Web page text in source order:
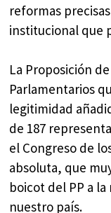
reformas
institucional que
La Proposición
Parlamentarios
legitimidad
de 187
el Congreso de
absoluta, que
boicot del PP a
nuestro país.